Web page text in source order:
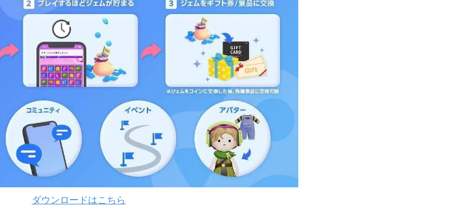
ダウンロードはこちら